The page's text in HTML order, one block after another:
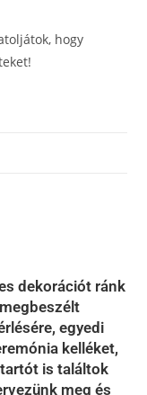
hogy
dekorációt ránk
egyedi
kelléket,
is találtok
meg és